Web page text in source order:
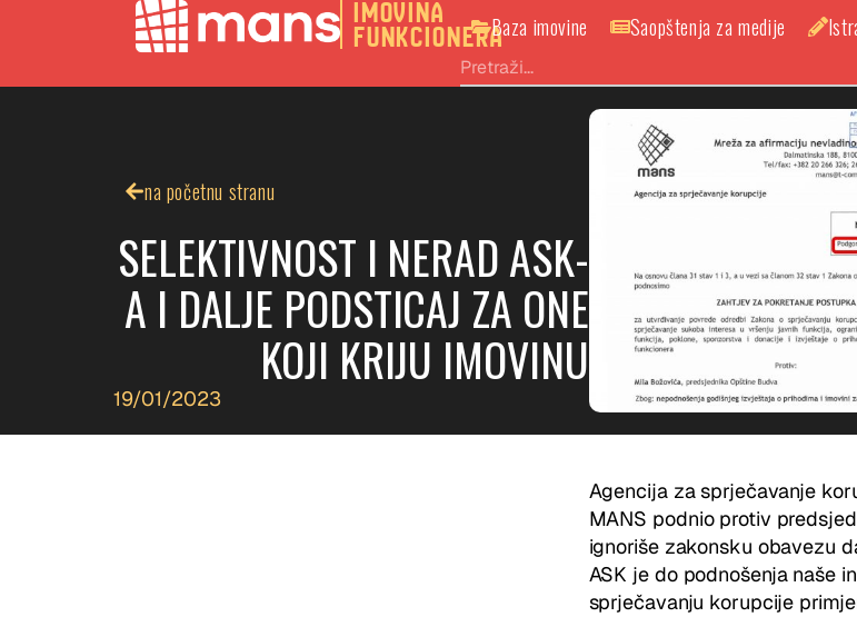
IMOVINA
FUNKCIONERABaza imovine Saopštenja za medije
na početnu stranu
SELEKTIVNOST I NERAD ASK-
A I DALJE PODSTICAJ ZA ONE
KOJI KRIJU IMOVINU
19/01/2023
Agencija za sprječavanje
MANS podnio protiv
ignoriše zakonsku obavezu
ASK je do podnošenja naše
sprječavanju korupcije